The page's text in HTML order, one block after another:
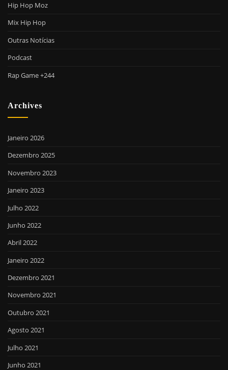
Hip Hop Moz
Mix Hip Hop
Outras Notícias
Podcast
Rap Game +244
Archives
Janeiro 2026
Dezembro 2025
Novembro 2023
Janeiro 2023
Julho 2022
Junho 2022
Abril 2022
Janeiro 2022
Dezembro 2021
Novembro 2021
Outubro 2021
Agosto 2021
Julho 2021
Junho 2021